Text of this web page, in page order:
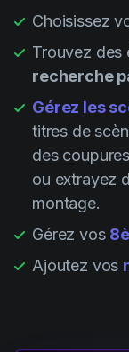
Choisissez
Trouvez des
recherche
Gérez les
titres de
des
ou extrayez
montage.
Gérez vos
Ajoutez vos